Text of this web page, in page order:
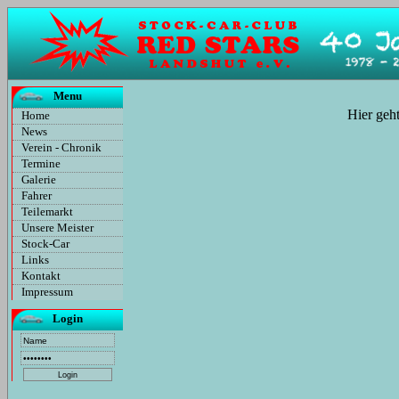
Menu
Home
News
Verein - Chronik
Termine
Galerie
Fahrer
Teilemarkt
Unsere Meister
Stock-Car
Links
Kontakt
Impressum
Login
Hier